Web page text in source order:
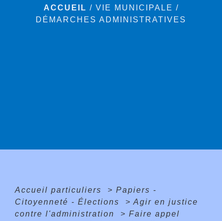
ACCUEIL / VIE MUNICIPALE /
DÉMARCHES ADMINISTRATIVES
Accueil particuliers > Papiers -
Citoyenneté - Élections
> Agir en justice
contre l'administration
> Faire appel